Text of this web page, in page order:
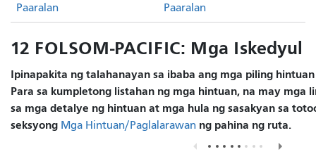
Paaralan
Paaralan
12 FOLSOM-PACIFIC: Mga Iskedyul
Ipinapakita ng talahanayan sa ibaba ang mga piling
Para sa kumpletong listahan ng mga hintuan, na may mga
sa mga detalye ng hintuan at mga hula ng sasakyan sa
seksyong Mga Hintuan/Paglalarawan ng pahina ng ruta.